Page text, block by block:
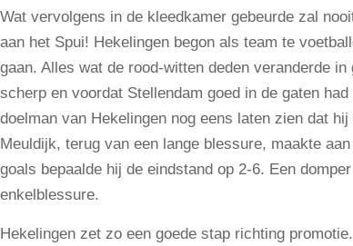
Wat vervolgens in de kleedkamer gebeurde zal
aan het Spui! Hekelingen begon als team te
gaan. Alles wat de rood-witten deden veranderde
scherp en voordat Stellendam goed in de gaten
doelman van Hekelingen nog eens laten zien dat
Meuldijk, terug van een lange blessure, maakte
goals bepaalde hij de eindstand op 2-6. Een
enkelblessure.
Hekelingen zet zo een goede stap richting